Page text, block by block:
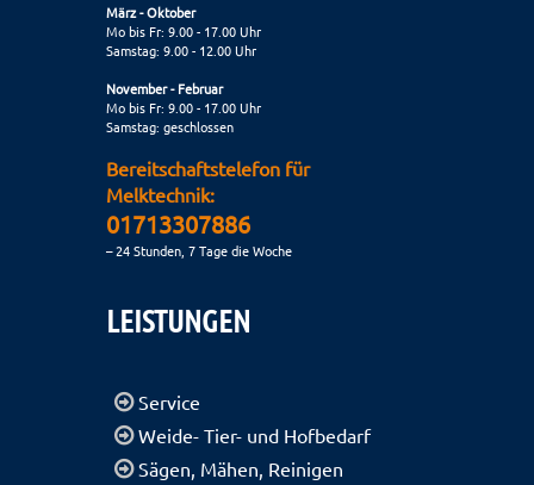
März - Oktober
Mo bis Fr: 9.00 - 17.00 Uhr
Samstag: 9.00 - 12.00 Uhr
November - Februar
Mo bis Fr: 9.00 - 17.00 Uhr
Samstag: geschlossen
Bereitschaftstelefon für
Melktechnik:
01713307886
– 24 Stunden, 7 Tage die Woche
LEISTUNGEN
Service
Weide- Tier- und Hofbedarf
Sägen, Mähen, Reinigen